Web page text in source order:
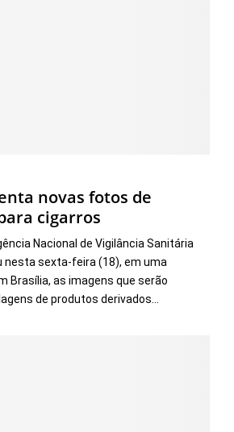
novas fotos de
cigarros
Nacional de Vigilância Sanitária
nesta sexta-feira (18), em uma
Brasília, as imagens que serão
de produtos derivados...